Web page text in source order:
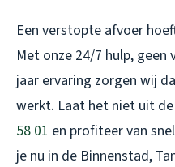
Een verstopte afvoer
Met onze 24/7 hulp,
jaar ervaring zorgen wij
werkt. Laat het niet uit de
58 01 en profiteer van
je nu in de Binnenstad,